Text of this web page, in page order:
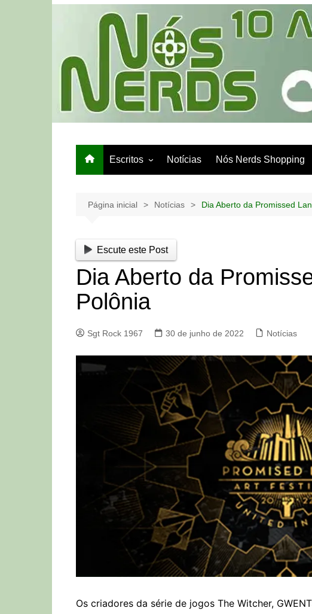
Escritos
Papo de Bar
Notícias Nós Nerds Shopping
Página inicial Notícias Dia Aberto da Promissed
Escute este Post
Dia Aberto da
Polônia
Sgt Rock 1967 30 de junho de 2022 Notícias
Os criadores da série de jogos The Witcher,